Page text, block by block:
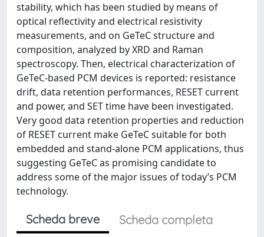
stability, which has been studied by means of
optical reflectivity and electrical resistivity
measurements, and on GeTeC structure and
composition, analyzed by XRD and Raman
spectroscopy. Then, electrical characterization of
GeTeC-based PCM devices is reported: resistance
drift, data retention performances, RESET current
and power, and SET time have been investigated.
Very good data retention properties and reduction
of RESET current make GeTeC suitable for both
embedded and stand-alone PCM applications, thus
suggesting GeTeC as promising candidate to
address some of the major issues of today’s PCM
technology.
Scheda breve
Scheda completa